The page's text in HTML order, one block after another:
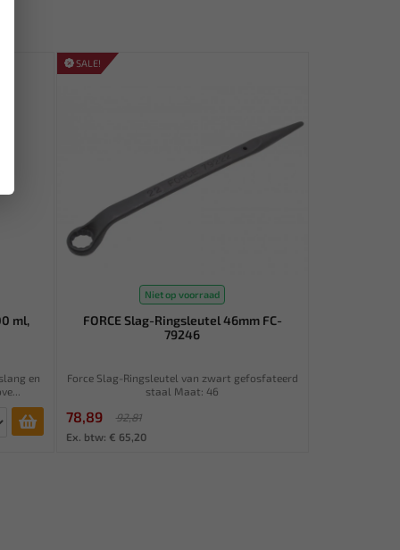
ml,
en
SALE!
Niet op voorraad
FORCE Slag-Ringsleutel 46mm FC-
79246
Force Slag-Ringsleutel van zwart gefosfateerd
staal Maat: 46
78,89
92,81
Ex. btw: € 65,20